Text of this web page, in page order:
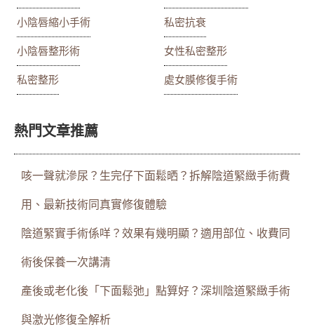
小陰唇縮小手術 私密抗衰
小陰唇整形術 女性私密整形
私密整形 處女膜修復手術
熱門文章推薦
咳一聲就滲尿？生完仔下面鬆晒？拆解陰道緊緻手術費
用、最新技術同真實修復體驗
陰道緊實手術係咩？效果有幾明顯？適用部位、收費同
術後保養一次講清
產後或老化後「下面鬆弛」點算好？深圳陰道緊緻手術
與激光修復全解析